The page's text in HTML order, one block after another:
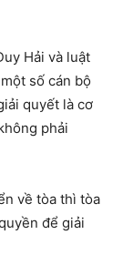
Hải và luật
số cán bộ
quyết là cơ
phải
về tòa thì tòa
để giải